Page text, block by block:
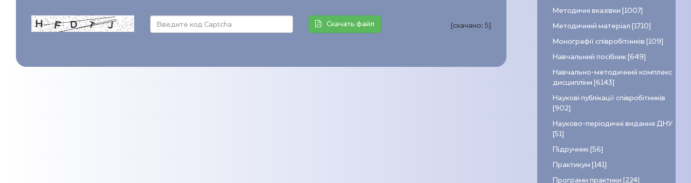
Скачать файл [скачано:5]
Методичні вказівки [1007]
Методичний матеріал [1710]
Монографії співробітників [109]
Навчальний посібник [649]
Навчально-методичний комплекс
дисципліни [6143]
Наукові публікації співробітників
[902]
Науково-періодичні видання ДНУ
[51]
Підручник [56]
Практикум [141]
Програми практики [224]